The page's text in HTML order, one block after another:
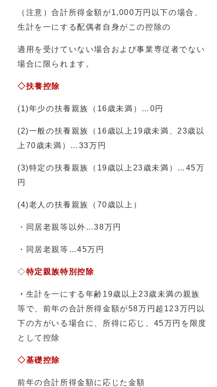
（注意）合計所得金額が1,000万円以下の場合、
生計を一にする配偶者自身がこの控除の
適用を受けていない場合および事業専従者でない
場合に限られます。
◇扶養控除
(1)年少の扶養親族（16歳未満）…0円
(2)一般の扶養親族（16歳以上19歳未満、23歳以
上70歳未満）…33万円
(3)特定の扶養親族（19歳以上23歳未満）…45万
円
(4)老人の扶養親族（70歳以上）
・同居老親等以外…38万円
・同居老親等…45万円
◇特定親族特別控除
・ 生計を一にする年齢19歳以上23歳未満の親族
等で、前年の合計所得金額が58万円超123万円以
下の方がいる場合に、所得に応じ、45万円を限度
として控除
◇基礎控除
前年の合計所得金額に応じた金額